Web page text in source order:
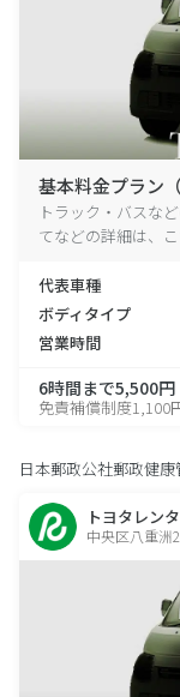
基本料金プラン（
トラック・バスな
てなどの詳細は、
代表車種
ボディタイプ
営業時間
6時間まで5,500円
免責補償制度1,100
日本郵政公社郵政健
トヨタレン
中央区八重洲